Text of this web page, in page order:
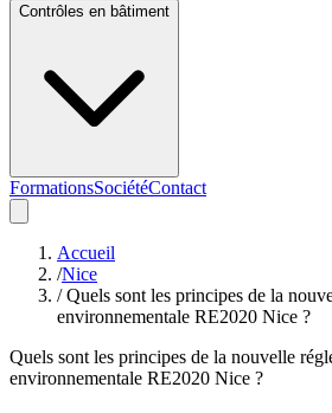
Contrôles en bâtiment
FormationsSociétéContact
Accueil
/Nice
/ Quels sont les principes de la
environnementale RE2020 Nice ?
Quels sont les principes de la nouvelle
environnementale RE2020 Nice ?